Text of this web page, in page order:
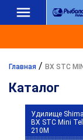
Главная / BX STC
Каталог
Удилище
BX STC Mini
210M